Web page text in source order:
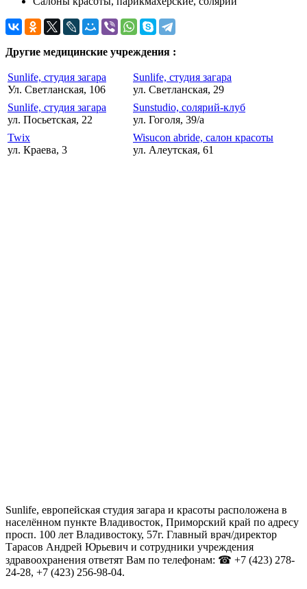
Другие медицинские учреждения :
Sunlife, студия загара
Ул. Светланская, 106
Sunlife, студия загара
ул. Светланская, 29
Sunlife, студия загара
ул. Посьетская, 22
Sunstudio, солярий-клуб
ул. Гоголя, 39/а
Twix
ул. Краева, 3
Wisucon abride, салон красоты
ул. Алеутская, 61
Sunlife, европейская студия загара и красоты расположена в
населённом пункте Владивосток, Приморский край по адресу
просп. 100 лет Владивостоку, 57г. Главный врач/директор
Тарасов Андрей Юрьевич и сотрудники учреждения
здравоохранения ответят Вам по телефонам: ☎ +7 (423) 278-
24-28, +7 (423) 256-98-04.